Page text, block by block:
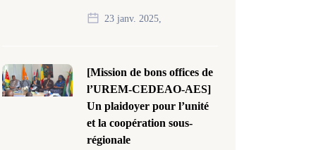
23 janv. 2025,
[Mission de bons offices de
l’UREM-CEDEAO-AES]
Un plaidoyer pour l’unité
et la coopération sous-
régionale